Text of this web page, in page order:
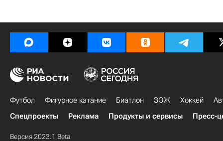
Футбол Фигурное катание Биатлон ЗОЖ Хоккей
Спецпроекты
Реклама Продукты и сервисы Пресс-
Версия 2023.1 Beta